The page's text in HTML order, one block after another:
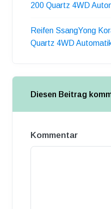
200 Quartz 4WD
Reifen SsangYong
Quartz 4WD
Diesen Beitrag
Kommentar